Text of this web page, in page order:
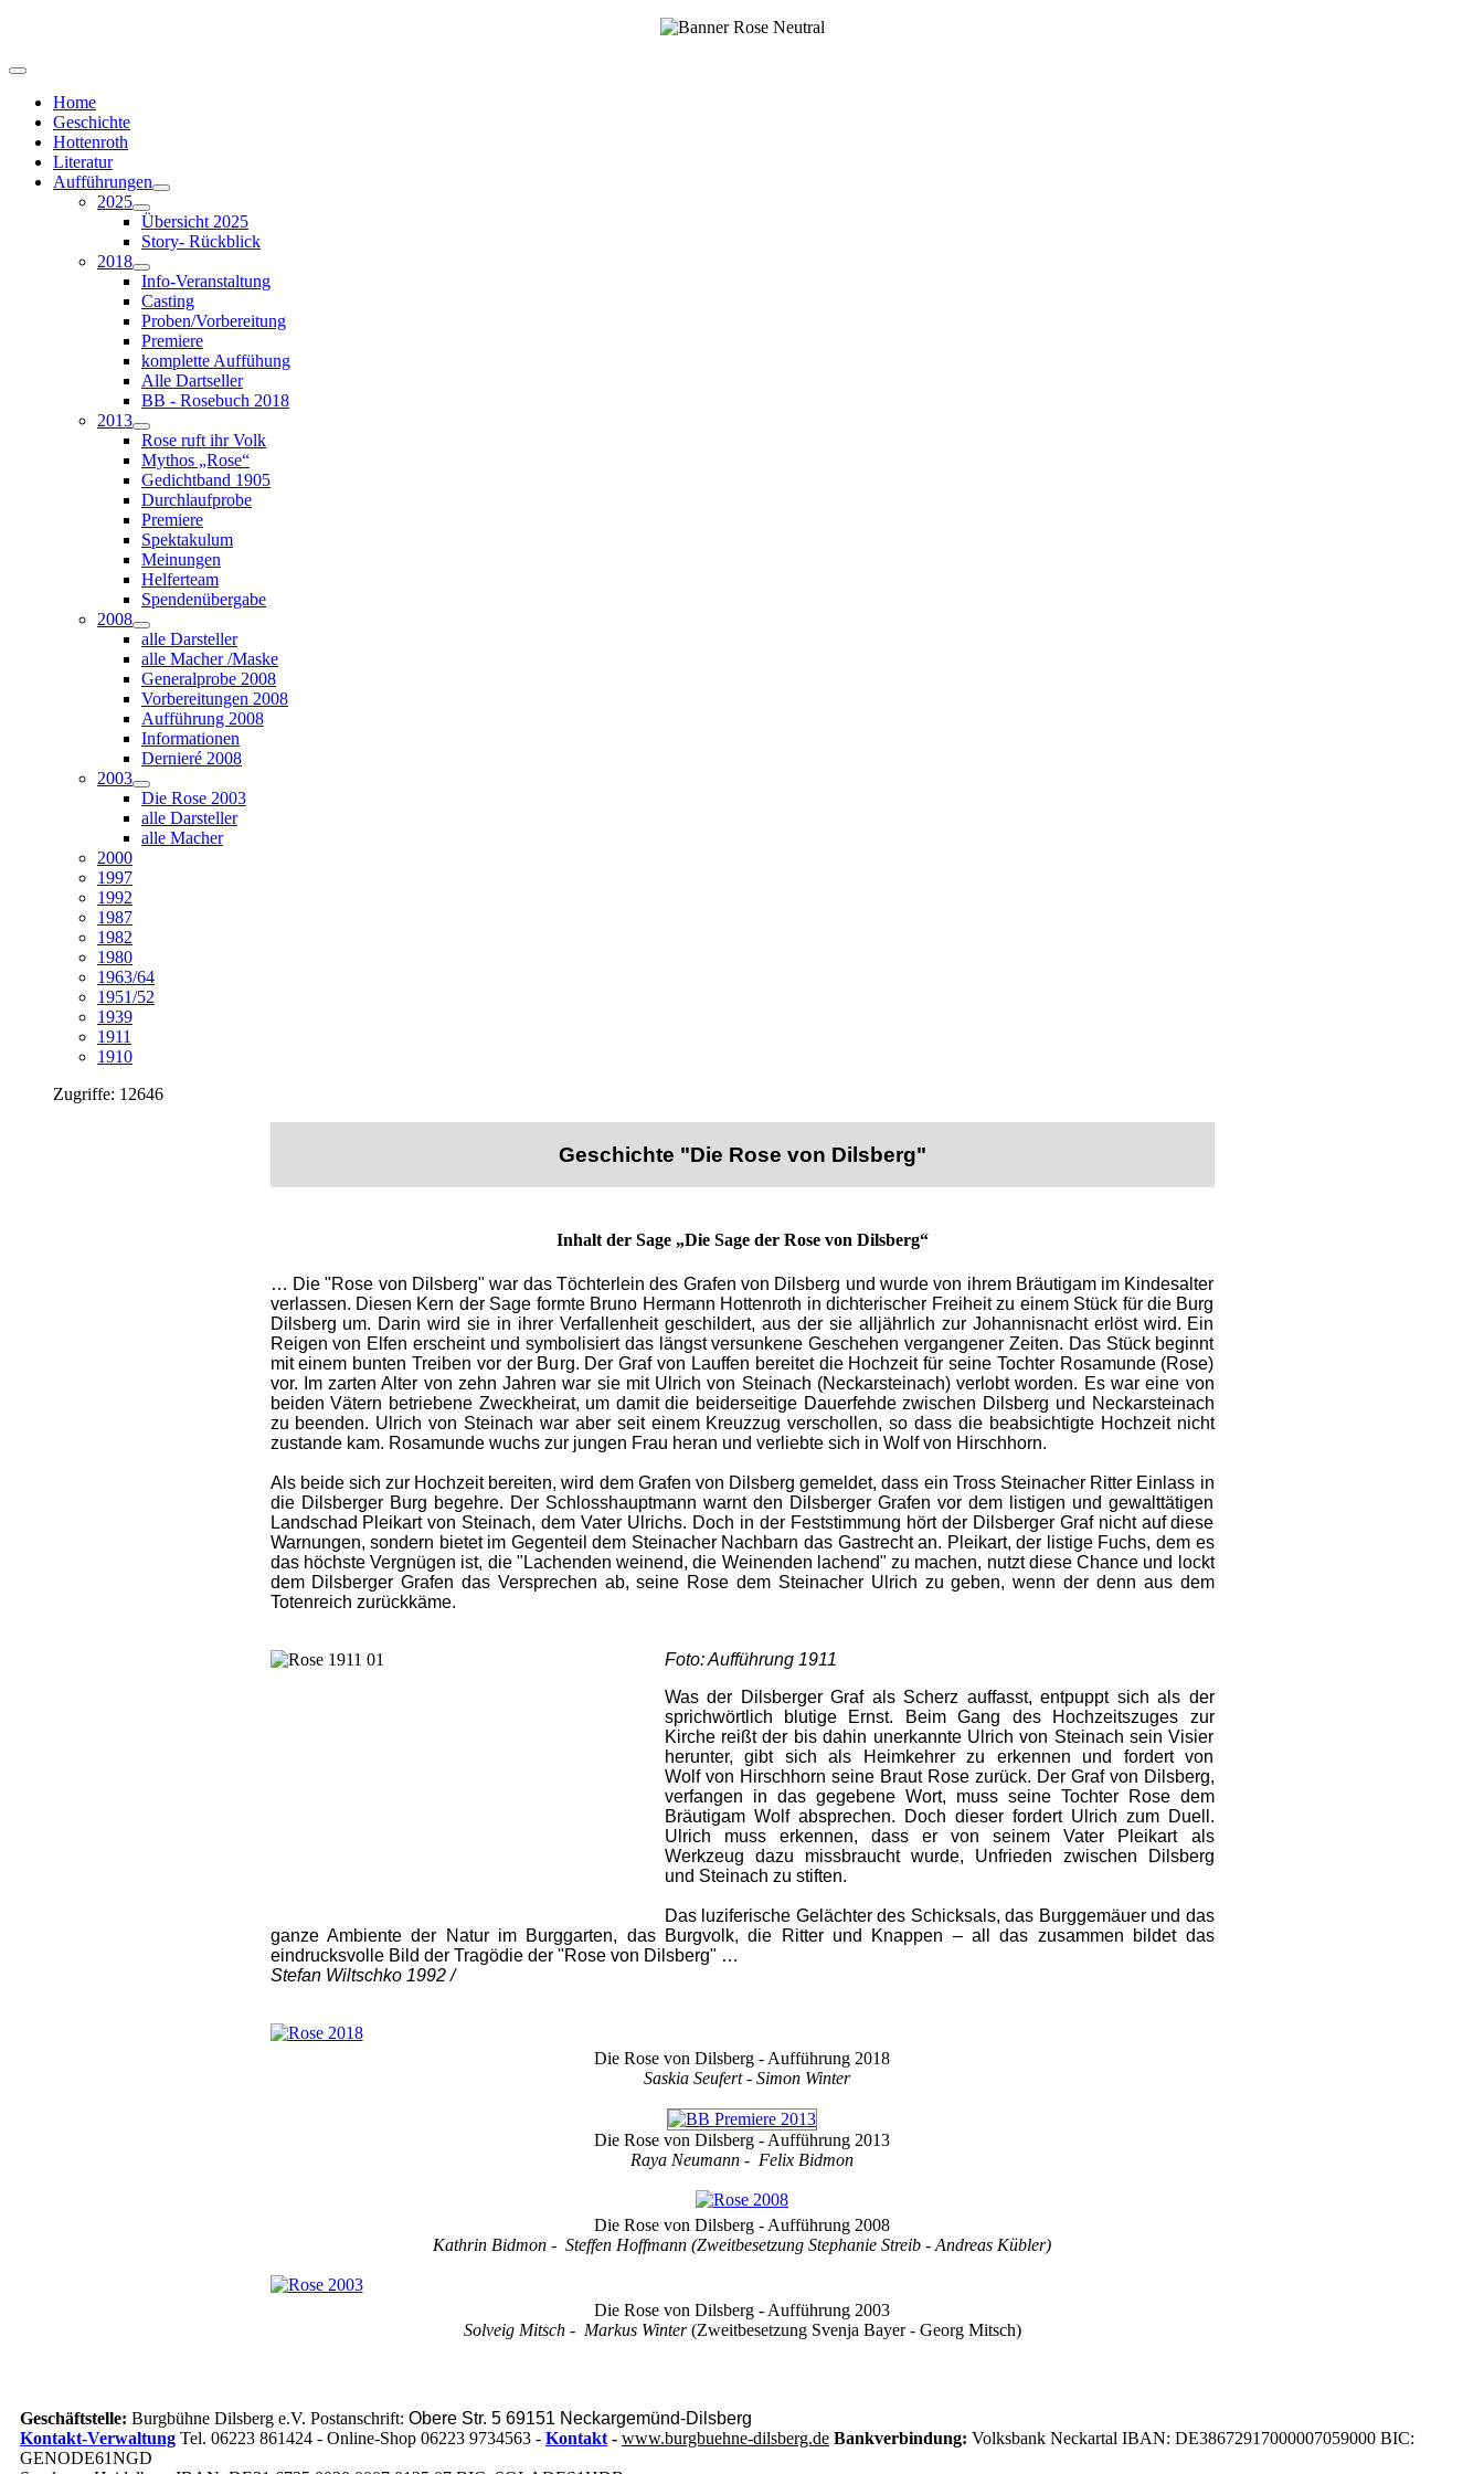
Home
Geschichte
Hottenroth
Literatur
Aufführungen
2025
Übersicht 2025
Story- Rückblick
2018
Info-Veranstaltung
Casting
Proben/Vorbereitung
Premiere
komplette Auffühung
Alle Dartseller
BB - Rosebuch 2018
2013
Rose ruft ihr Volk
Mythos „Rose“
Gedichtband 1905
Durchlaufprobe
Premiere
Spektakulum
Meinungen
Helferteam
Spendenübergabe
2008
alle Darsteller
alle Macher /Maske
Generalprobe 2008
Vorbereitungen 2008
Aufführung 2008
Informationen
Dernieré 2008
2003
Die Rose 2003
alle Darsteller
alle Macher
2000
1997
1992
1987
1982
1980
1963/64
1951/52
1939
1911
1910
Zugriffe: 12646
Geschichte "Die Rose von Dilsberg"
Inhalt der Sage „Die Sage der Rose von Dilsberg“
… Die "Rose von Dilsberg" war das Töchterlein des Grafen von Dilsberg und wurde von ihrem Bräutigam im Kindesalter
verlassen. Diesen Kern der Sage formte Bruno Hermann Hottenroth in dichterischer Freiheit zu einem Stück für die Burg
Dilsberg um. Darin wird sie in ihrer Verfallenheit geschildert, aus der sie alljährlich zur Johannisnacht erlöst wird. Ein
Reigen von Elfen erscheint und symbolisiert das längst versunkene Geschehen vergangener Zeiten. Das Stück beginnt
mit einem bunten Treiben vor der Burg. Der Graf von Lauffen bereitet die Hochzeit für seine Tochter Rosamunde (Rose)
vor. Im zarten Alter von zehn Jahren war sie mit Ulrich von Steinach (Neckarsteinach) verlobt worden. Es war eine von
beiden Vätern betriebene Zweckheirat, um damit die beiderseitige Dauerfehde zwischen Dilsberg und Neckarsteinach
zu beenden. Ulrich von Steinach war aber seit einem Kreuzzug verschollen, so dass die beabsichtigte Hochzeit nicht
zustande kam. Rosamunde wuchs zur jungen Frau heran und verliebte sich in Wolf von Hirschhorn.
Als beide sich zur Hochzeit bereiten, wird dem Grafen von Dilsberg gemeldet, dass ein Tross Steinacher Ritter Einlass in
die Dilsberger Burg begehre. Der Schlosshauptmann warnt den Dilsberger Grafen vor dem listigen und gewalttätigen
Landschad Pleikart von Steinach, dem Vater Ulrichs. Doch in der Feststimmung hört der Dilsberger Graf nicht auf diese
Warnungen, sondern bietet im Gegenteil dem Steinacher Nachbarn das Gastrecht an. Pleikart, der listige Fuchs, dem es
das höchste Vergnügen ist, die "Lachenden weinend, die Weinenden lachend" zu machen, nutzt diese Chance und lockt
dem Dilsberger Grafen das Versprechen ab, seine Rose dem Steinacher Ulrich zu geben, wenn der denn aus dem
Totenreich zurückkäme.
Foto: Aufführung 1911
Was der Dilsberger Graf als Scherz auffasst, entpuppt sich als der
sprichwörtlich blutige Ernst. Beim Gang des Hochzeitszuges zur
Kirche reißt der bis dahin unerkannte Ulrich von Steinach sein Visier
herunter, gibt sich als Heimkehrer zu erkennen und fordert von
Wolf von Hirschhorn seine Braut Rose zurück. Der Graf von Dilsberg,
verfangen in das gegebene Wort, muss seine Tochter Rose dem
Bräutigam Wolf absprechen. Doch dieser fordert Ulrich zum Duell.
Ulrich muss erkennen, dass er von seinem Vater Pleikart als
Werkzeug dazu missbraucht wurde, Unfrieden zwischen Dilsberg
und Steinach zu stiften.
Das luziferische Gelächter des Schicksals, das Burggemäuer und das
ganze Ambiente der Natur im Burggarten, das Burgvolk, die Ritter und Knappen – all das zusammen bildet das
eindrucksvolle Bild der Tragödie der "Rose von Dilsberg" …
Stefan Wiltschko 1992 /
Die Rose von Dilsberg - Aufführung 2018
Saskia Seufert - Simon Winter
Die Rose von Dilsberg - Aufführung 2013
Raya Neumann - Felix Bidmon
Die Rose von Dilsberg - Aufführung 2008
Kathrin Bidmon - Steffen Hoffmann (Zweitbesetzung Stephanie Streib - Andreas Kübler)
Die Rose von Dilsberg - Aufführung 2003
Solveig Mitsch - Markus Winter(Zweitbesetzung Svenja Bayer - Georg Mitsch)
Geschäftstelle: Burgbühne Dilsberg e.V. Postanschrift: Obere Str. 5 69151 Neckargemünd-Dilsberg
Kontakt-Verwaltung Tel. 06223 861424 - Online-Shop 06223 9734563 - Kontakt - www.burgbuehne-dilsberg.de Bankverbindung: Volksbank Neckartal IBAN: DE38672917000007059000 BIC:
GENODE61NGD